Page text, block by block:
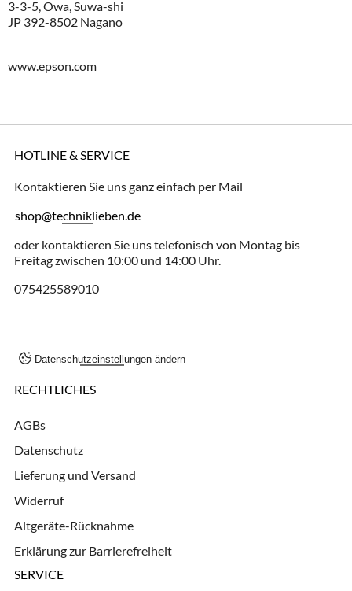
3-3-5, Owa, Suwa-shi
JP 392-8502 Nagano
www.epson.com
HOTLINE & SERVICE
Kontaktieren Sie uns ganz einfach per Mail
shop@techniklieben.de
oder kontaktieren Sie uns telefonisch von Montag bis
Freitag zwischen 10:00 und 14:00 Uhr.
075425589010
Datenschutzeinstellungen ändern
RECHTLICHES
AGBs
Datenschutz
Lieferung und Versand
Widerruf
Altgeräte-Rücknahme
Erklärung zur Barrierefreiheit
SERVICE